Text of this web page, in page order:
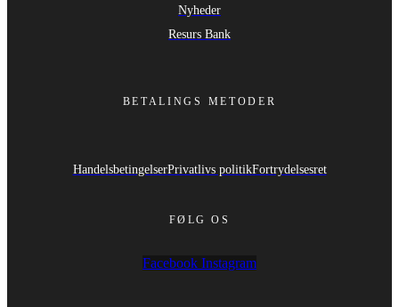
Nyheder
Resurs Bank
BETALINGS METODER
HandelsbetingelserPrivatlivs politikFortrydelsesret
FØLG OS
Facebook Instagram